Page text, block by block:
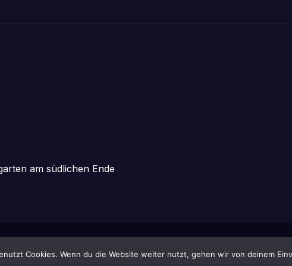
am südlichen Ende
Cookies. Wenn du die Website weiter nutzt, gehen wir von deinem